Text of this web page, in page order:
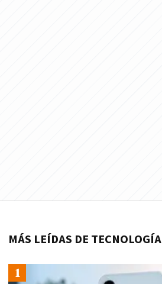
MÁS LEÍDAS DE TECNOLOGÍA